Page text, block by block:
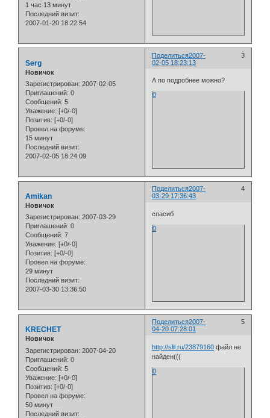
1 час 13 минут
Последний визит:
2007-01-20 18:22:54
Поделиться 3
2007-
02-05 18:23:13
Serg
Новичок
Зарегистрирован: 2007-02-05
Приглашений: 0
Сообщений: 5
Уважение: [+0/-0]
Позитив: [+0/-0]
Провел на форуме:
15 минут
Последний визит:
2007-02-05 18:24:09
А по подробнее можно?
0
Поделиться 4
2007-
03-29 17:36:43
Amikan
Новичок
Зарегистрирован: 2007-03-29
Приглашений: 0
Сообщений: 7
Уважение: [+0/-0]
Позитив: [+0/-0]
Провел на форуме:
29 минут
Последний визит:
2007-03-30 13:36:50
спасиб
0
Поделиться 5
2007-
04-20 07:28:01
KRECHET
Новичок
Зарегистрирован: 2007-04-20
Приглашений: 0
Сообщений: 5
Уважение: [+0/-0]
Позитив: [+0/-0]
Провел на форуме:
50 минут
Последний визит:
http://slil.ru/23879160 файл не
найден(((
0